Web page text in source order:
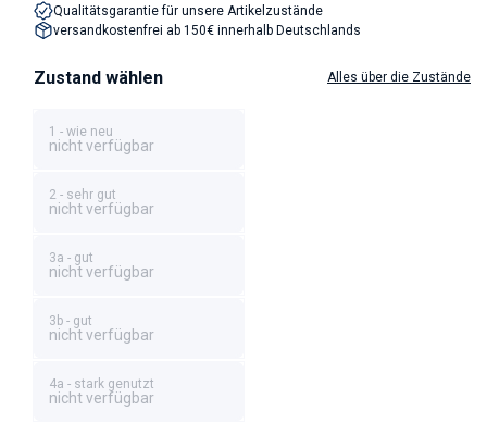
Qualitätsgarantie für unsere Artikelzustände
versandkostenfrei ab 150€ innerhalb Deutschlands
Zustand wählen Alles über die Zustände
1 - wie neu
nicht verfügbar
2 - sehr gut
nicht verfügbar
3a - gut
nicht verfügbar
3b - gut
nicht verfügbar
4a - stark genutzt
nicht verfügbar